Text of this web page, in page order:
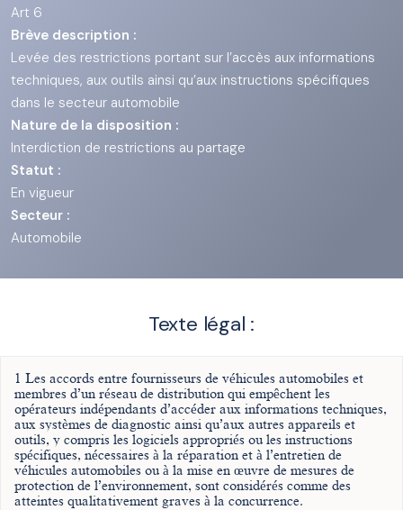
Art 6
Brève description :
Levée des restrictions portant sur l’accès aux informations
techniques, aux outils ainsi qu’aux instructions spécifiques
dans le secteur automobile
Nature de la disposition :
Interdiction de restrictions au partage
Statut :
En vigueur
Secteur :
Automobile
Texte légal :
1 Les accords entre fournisseurs de véhicules automobiles et
membres d’un réseau de distribution qui empêchent les
opérateurs indépendants d’accéder aux informations techniques,
aux systèmes de diagnostic ainsi qu’aux autres appareils et
outils, y compris les logiciels appropriés ou les instructions
spécifiques, nécessaires à la réparation et à l’entretien de
véhicules automobiles ou à la mise en œuvre de mesures de
protection de l’environnement, sont considérés comme des
atteintes qualitativement graves à la concurrence.